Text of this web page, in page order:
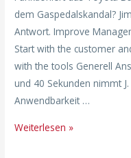
dem Gaspedalskandal?
Antwort. Improve
Start with the customer
with the tools Generell
und 40 Sekunden nimmt
Anwendbarkeit …
Weiterlesen »